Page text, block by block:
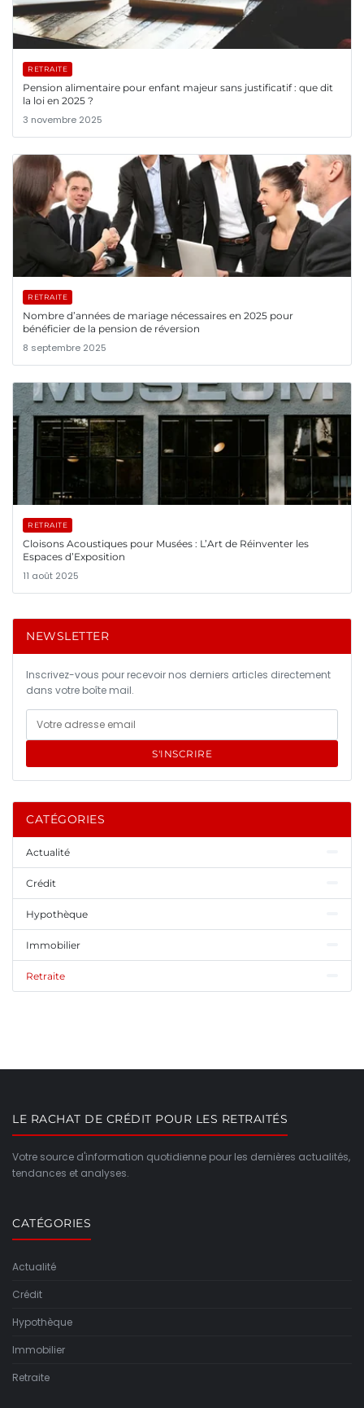
RETRAITE
Pension alimentaire pour enfant majeur sans justificatif : que dit
la loi en 2025 ?
3 novembre 2025
RETRAITE
Nombre d’années de mariage nécessaires en 2025 pour
bénéficier de la pension de réversion
8 septembre 2025
RETRAITE
Cloisons Acoustiques pour Musées : L’Art de Réinventer les
Espaces d’Exposition
11 août 2025
NEWSLETTER
Inscrivez-vous pour recevoir nos derniers articles directement
dans votre boîte mail.
S'INSCRIRE
CATÉGORIES
Actualité
Crédit
Hypothèque
Immobilier
Retraite
LE RACHAT DE CRÉDIT POUR LES RETRAITÉS
Votre source d'information quotidienne pour les dernières actualités,
tendances et analyses.
CATÉGORIES
Actualité
Crédit
Hypothèque
Immobilier
Retraite